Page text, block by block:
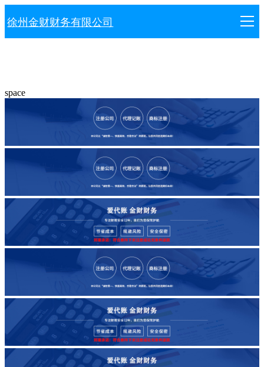
徐州金财财务有限公司
导
注册公司
代理记账
注册商标
资质代办
公司变更
公司注销
客户案例
space